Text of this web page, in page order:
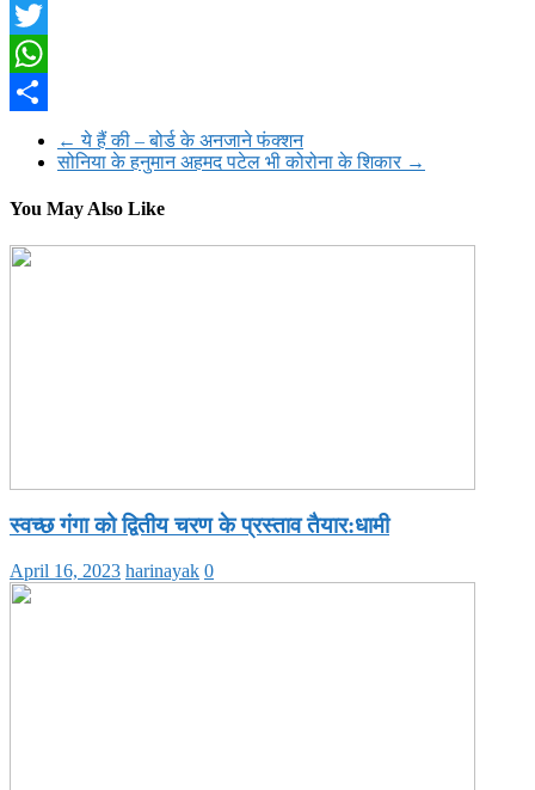
Facebook
Twitter
WhatsApp
← ये हैं की – बोर्ड के अनजाने फंक्शन
सोनिया के हनुमान अहमद पटेल भी कोरोना के शिकार →
You May Also Like
स्वच्छ गंगा को द्वितीय चरण के प्रस्ताव तैयार:धामी
April 16, 2023 harinayak 0